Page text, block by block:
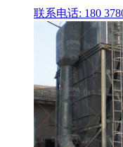
联系电话: 180